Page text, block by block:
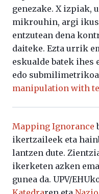
genezake. X izpiak,
mikrouhin, argi
entzutean dena
daiteke. Ezta urrik
eskualde batek ihes
edo
manipulation with
Mapping Ignorance
ikertzaileek eta
lantzen dute.
ikerketen azken
gunea da. UPV/